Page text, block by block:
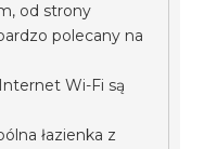
od strony
polecany na
Wi-Fi są
łazienka z